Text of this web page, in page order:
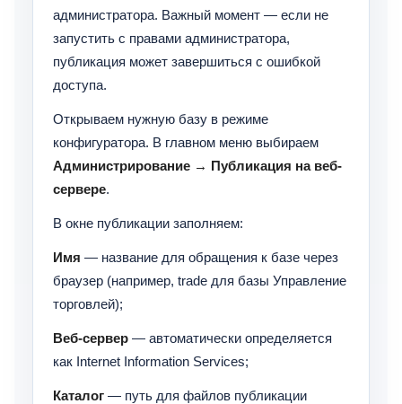
администратора. Важный момент — если не
запустить с правами администратора,
публикация может завершиться с ошибкой
доступа.
Открываем нужную базу в режиме
конфигуратора. В главном меню выбираем
Администрирование → Публикация на веб-
сервере.
В окне публикации заполняем:
Имя — название для обращения к базе через
браузер (например, trade для базы Управление
торговлей);
Веб-сервер — автоматически определяется
как Internet Information Services;
Каталог — путь для файлов публикации